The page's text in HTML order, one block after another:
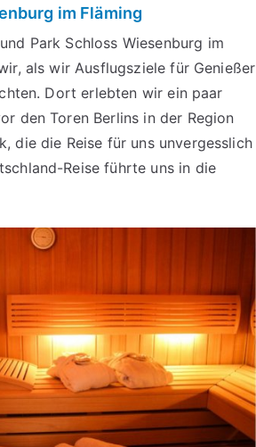
im Fläming
Park Schloss Wiesenburg im
als wir Ausflugsziele für Genießer
Dort erlebten wir ein paar
den Toren Berlins in der Region
die die Reise für uns unvergesslich
Reise führte uns in die